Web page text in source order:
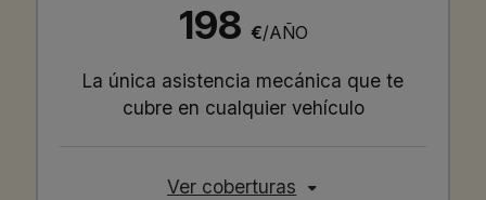
198 €/AÑO
La única asistencia mecánica que te
cubre en cualquier vehículo
Ver coberturas